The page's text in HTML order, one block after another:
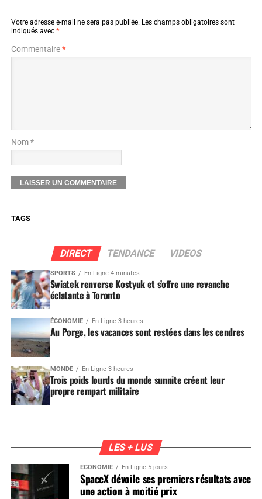
Votre adresse e-mail ne sera pas publiée. Les champs obligatoires sont
indiqués avec *
Commentaire*
Nom *
TAGS
DIRECT TENDANCE VIDEOS
SPORTS En Ligne 4 minutes
Swiatek renverse Kostyuk et s’offre une revanche
éclatante à Toronto
ÉCONOMIE En Ligne 3 heures
Au Porge, les vacances sont restées dans les cendres
MONDE En Ligne 3 heures
Trois poids lourds du monde sunnite créent leur
propre rempart militaire
LES + LUS
ÉCONOMIE En Ligne 5 jours
SpaceX dévoile ses premiers résultats avec
une action à moitié prix